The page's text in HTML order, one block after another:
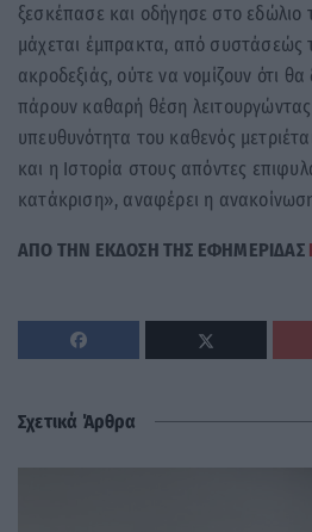
ξεσκέπασε και οδήγησε στο εδώλιο
μάχεται έμπρακτα, από συστάσεώς
ακροδεξιάς, ούτε να νομίζουν ότι
πάρουν καθαρή θέση
υπευθυνότητα του καθενός
και η Ιστορία στους απόντες
κατάκριση», αναφέρει η
ΑΠΟ ΤΗΝ ΕΚΔΟΣΗ ΤΗΣ ΕΦΗΜΕΡΙΔΑΣ
Σχετικά Άρθρα